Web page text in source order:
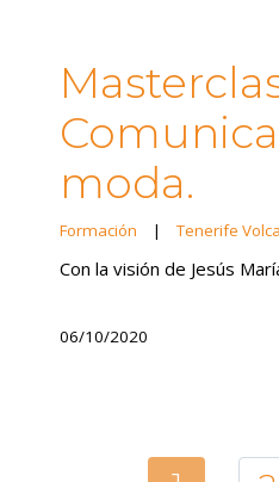
moda.
Formación | Tenerife
Con la visión de Jesús
06/10/2020